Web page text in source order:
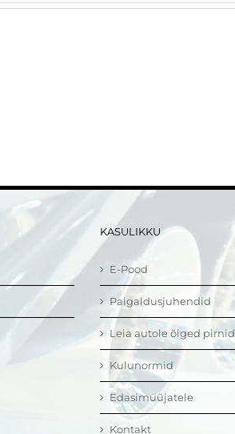
KASULIKKU
E-Pood
Paigaldusjuhendid
Leia autole õiged pirnid
Kulunormid
Edasimüüjatele
Kontakt